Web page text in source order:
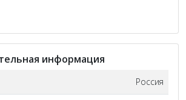
информация
Россия